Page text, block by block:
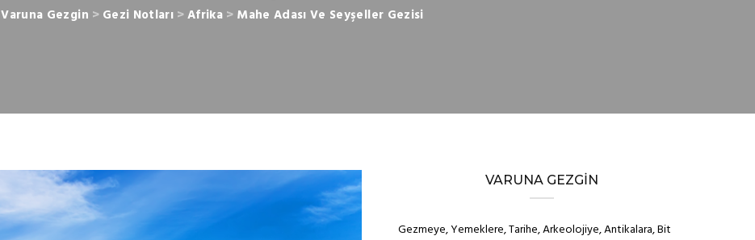
Varuna Gezgin > Gezi Notları >Afrika > Mahe Adası Ve Seyşeller Gezisi
VARUNA GEZGIN
Gezmeye, Yemeklere, Tarihe, Arkeolojiye, Antikalara, Bit